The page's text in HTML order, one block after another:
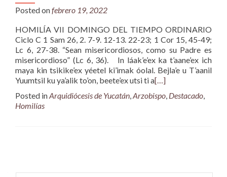
Posted onfebrero 19, 2022
HOMILÍA VII DOMINGO DEL TIEMPO ORDINARIO
Ciclo C 1 Sam 26, 2. 7-9. 12-13. 22-23; 1 Cor 15, 45-49;
Lc 6, 27-38. “Sean misericordiosos, como su Padre es
misericordioso” (Lc 6, 36). In láak’e’ex ka t’aane’ex ich
maya kin tsikike’ex yéetel ki’imak óolal. Bejla’e u T’aanil
Yuumtsil ku ya’alik to’on, beete’ex utsi ti a[…]
Posted inArquidiócesis de Yucatán,Arzobispo, Destacado,
Homilías
navigation